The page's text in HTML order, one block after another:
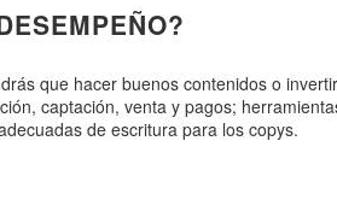
que hacer buenos contenidos o
captación, venta y pagos;
de escritura para los copys.